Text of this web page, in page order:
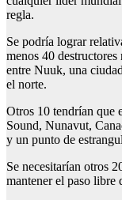
regla.
Se podría lograr
menos 40
entre Nuuk, una
el norte.
Otros 10 tendrían que
Sound, Nunavut,
y un punto de
Se necesitarían otros
mantener el paso libre